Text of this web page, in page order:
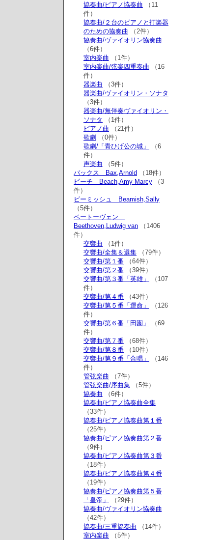
協奏曲/ピアノ協奏曲 （11
件）
協奏曲/２台のピアノと打楽器
のための協奏曲 （2件）
協奏曲/ヴァイオリン協奏曲
（6件）
室内楽曲 （1件）
室内楽曲/弦楽四重奏曲 （16
件）
器楽曲 （3件）
器楽曲/ヴァイオリン・ソナタ
（3件）
器楽曲/無伴奏ヴァイオリン・
ソナタ
（1件）
ピアノ曲 （21件）
歌劇
（0件）
歌劇/「青ひげ公の城」
（6
件）
声楽曲 （5件）
バックス Bax,Arnold （18件）
ビーチ Beach,Amy Marcy （3
件）
ビーミッシュ Beamish,Sally
（5件）
ベートーヴェン
Beethoven,Ludwig van （1406
件）
交響曲 （1件）
交響曲/全集＆選集 （79件）
交響曲/第１番 （64件）
交響曲/第２番 （39件）
交響曲/第３番「英雄」
（107
件）
交響曲/第４番 （43件）
交響曲/第５番「運命」
（126
件）
交響曲/第６番「田園」
（69
件）
交響曲/第７番 （68件）
交響曲/第８番 （10件）
交響曲/第９番「合唱」
（146
件）
管弦楽曲 （7件）
管弦楽曲/序曲集 （5件）
協奏曲 （6件）
協奏曲/ピアノ協奏曲全集
（33件）
協奏曲/ピアノ協奏曲第１番
（25件）
協奏曲/ピアノ協奏曲第２番
（9件）
協奏曲/ピアノ協奏曲第３番
（18件）
協奏曲/ピアノ協奏曲第４番
（19件）
協奏曲/ピアノ協奏曲第５番
「皇帝」
（29件）
協奏曲/ヴァイオリン協奏曲
（42件）
協奏曲/三重協奏曲 （14件）
室内楽曲 （5件）